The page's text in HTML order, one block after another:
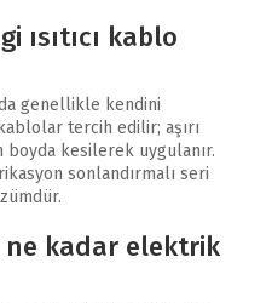
ısıtıcı kablo
genellikle kendini
tercih edilir; aşırı
boyda kesilerek uygulanır.
sonlandırmalı seri
ne kadar elektrik